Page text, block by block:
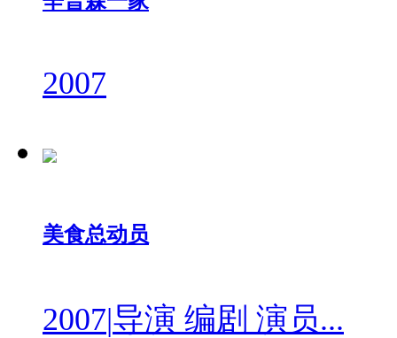
2007
美食总动员
2007|导演 编剧 演员...